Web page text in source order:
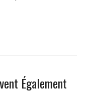
Également